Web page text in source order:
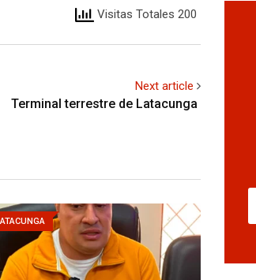
Visitas Totales 200
Next article
Terminal terrestre de Latacunga